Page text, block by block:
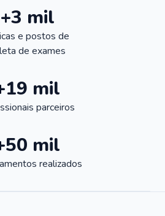
+3 mil
e postos de
de exames
mil
parceiros
mil
realizados